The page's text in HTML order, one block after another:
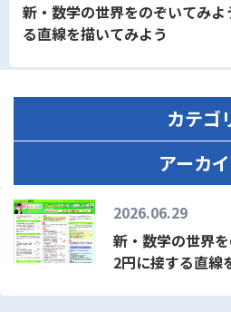
新・数学の世界をのぞいてみ
る直線を描いてみよう
カテゴ
アーカ
2026.06.29
新・数学の世界
2円に接する直線